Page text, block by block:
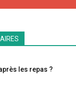
les repas ?